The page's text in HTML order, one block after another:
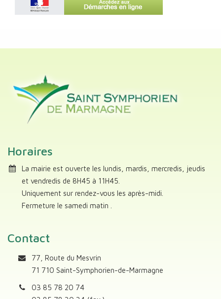
Horaires
La mairie est ouverte les lundis, mardis, mercredis, jeudis
et vendredis de 8H45 à 11H45.
Uniquement sur rendez-vous les après-midi.
Fermeture le samedi matin .
Contact
77, Route du Mesvrin
71 710 Saint-Symphorien-de-Marmagne
03 85 78 20 74